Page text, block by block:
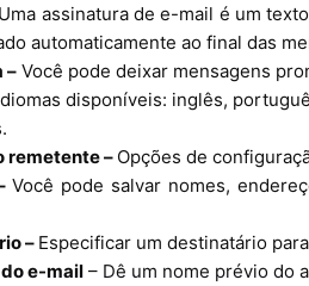
assinatura de e-mail é um
automaticamente ao final das
–Você pode deixar mensagens
disponíveis: inglês,
remetente – Opções de
Você pode salvar nomes,
– Especificar um destinatário
e-mail– Dê um nome prévio do